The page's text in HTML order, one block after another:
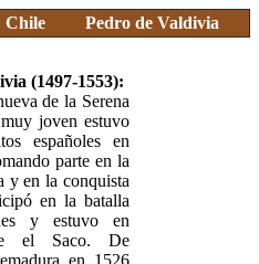
Chile Pedro de Valdivia
(1497-1553):
de la Serena
joven estuvo
españoles en
parte en la
y en la conquista
en la batalla
y estuvo en
el Saco. De
en 1526